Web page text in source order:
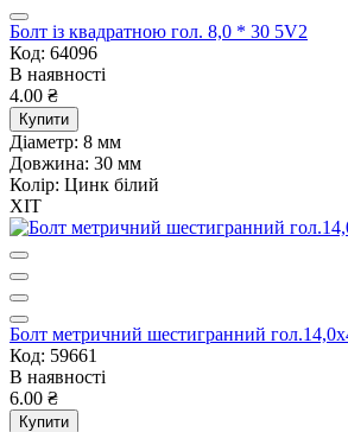
Болт із квадратною гол. 8,0 * 30 5V2
Код: 64096
В наявності
4.00 ₴
Купити
Діаметр: 8 мм
Довжина: 30 мм
Колір: Цинк білий
ХІТ
Болт метричний шестигранний
Код: 59661
В наявності
6.00 ₴
Купити